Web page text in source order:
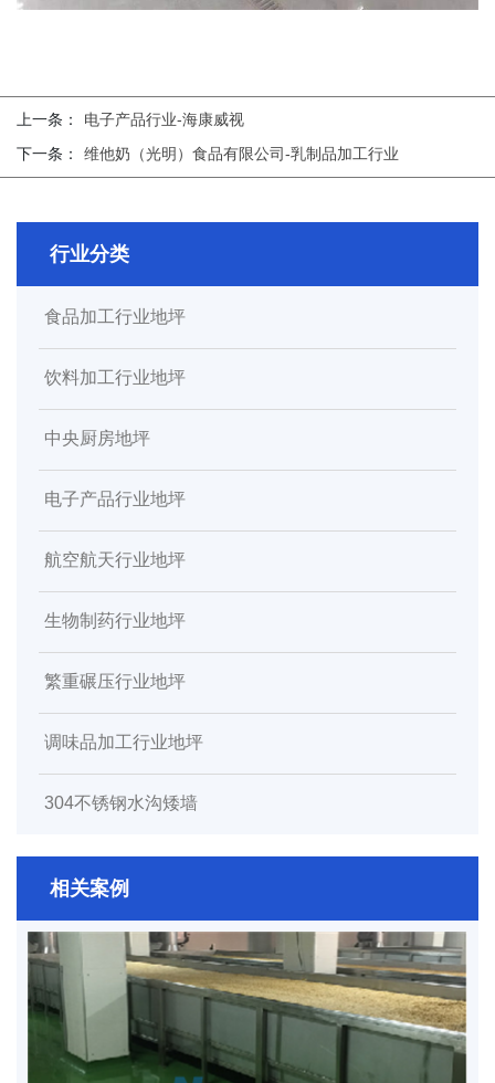
上一条：
电子产品行业-海康威视
下一条：
维他奶（光明）食品有限公司-乳制品加工行业
行业分类
食品加工行业地坪
饮料加工行业地坪
中央厨房地坪
电子产品行业地坪
航空航天行业地坪
生物制药行业地坪
繁重碾压行业地坪
调味品加工行业地坪
304不锈钢水沟矮墙
相关案例